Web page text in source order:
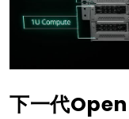
下一代